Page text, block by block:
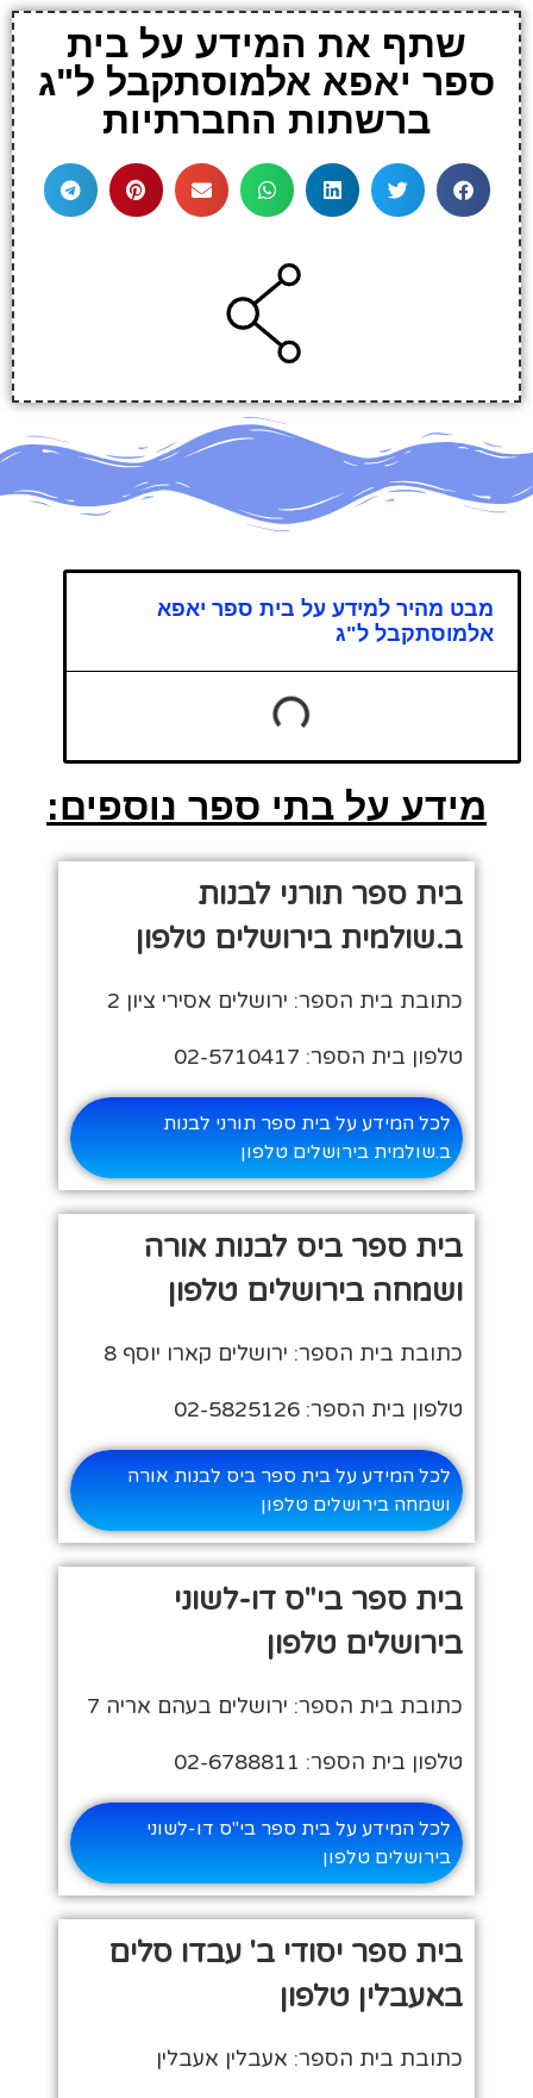
שתף את המידע על בית
ספר יאפא אלמוסתקבל ל"ג
ברשתות החברתיות
מבט מהיר למידע על בית ספר יאפא
אלמוסתקבל ל"ג
מידע על בתי ספר נוספים:
בית ספר תורני לבנות
ב.שולמית בירושלים טלפון
כתובת בית הספר: ירושלים אסירי ציון 2
טלפון בית הספר: 02-5710417
לכל המידע על בית ספר תורני לבנות
ב.שולמית בירושלים טלפון
בית ספר ביס לבנות אורה
ושמחה בירושלים טלפון
כתובת בית הספר: ירושלים קארו יוסף 8
טלפון בית הספר: 02-5825126
לכל המידע על בית ספר ביס לבנות אורה
ושמחה בירושלים טלפון
בית ספר בי"ס דו-לשוני
בירושלים טלפון
כתובת בית הספר: ירושלים בעהם אריה 7
טלפון בית הספר: 02-6788811
לכל המידע על בית ספר בי"ס דו-לשוני
בירושלים טלפון
בית ספר יסודי ב' עבדו סלים
באעבלין טלפון
כתובת בית הספר: אעבלין אעבלין